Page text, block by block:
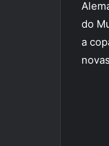
do
a